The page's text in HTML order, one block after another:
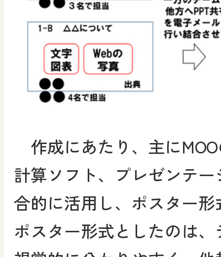
作成にあたり、主に
計算ソフト、プレゼンテ
合的に活用し、ポスター
ポスター形式としたのは